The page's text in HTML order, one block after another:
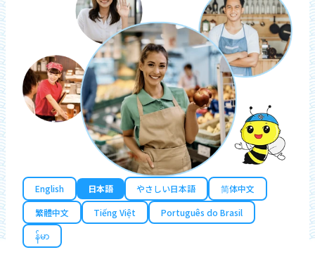
English 日本語 やさしい日本語
简体中文
繁體中文
Tiếng Việt
Português do Brasil
န်မာ